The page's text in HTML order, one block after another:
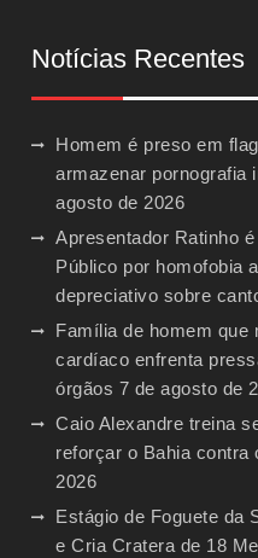
Notícias Recentes
Homem é preso em
armazenar pornografia
agosto de 2026
Apresentador Ratinho
Público por homofobia
depreciativo sobre
Família de homem que
cardíaco enfrenta
órgãos 7 de agosto de
Caio Alexandre treina
reforçar o Bahia contra
2026
Estágio de Foguete da
e Cria Cratera de 18